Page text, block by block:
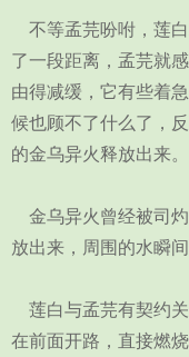
不等孟芫吩咐，莲
了一段距离，孟芫就
由得减缓，它有些着
候也顾不了什么了，
的金乌异火释放出来。
金乌异火曾经被司
放出来，周围的水瞬间
莲白与孟芫有契约
在前面开路，直接燃